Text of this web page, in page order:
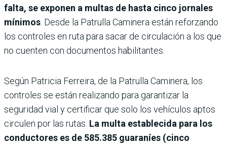
falta, se exponen a multas de hasta cinco jornales
mínimos. Desde la Patrulla Caminera están reforzando
los controles en ruta para sacar de circulación a los que
no cuenten con documentos habilitantes.
Según Patricia Ferreira, de la Patrulla Caminera, los
controles se están realizando para garantizar la
seguridad vial y certificar que solo los vehículos aptos
circulen por las rutas. La multa establecida para los
conductores es de 585.385 guaraníes (cinco